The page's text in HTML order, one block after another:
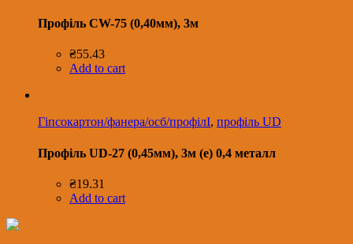
Профіль CW-75 (0,40мм), 3м
₴55.43
Add to cart
Гіпсокартон/фанера/осб/профілІ, профіль UD
Профіль UD-27 (0,45мм), 3м (е) 0,4 металл
₴19.31
Add to cart